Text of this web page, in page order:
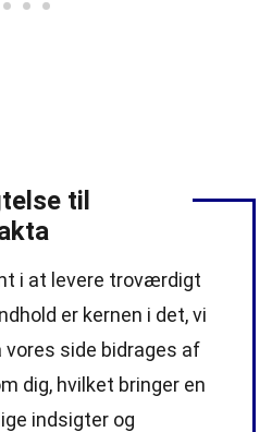
til
i at levere troværdigt
er kernen i det, vi
vores side bidrages af
dig, hvilket bringer en
indsigter og